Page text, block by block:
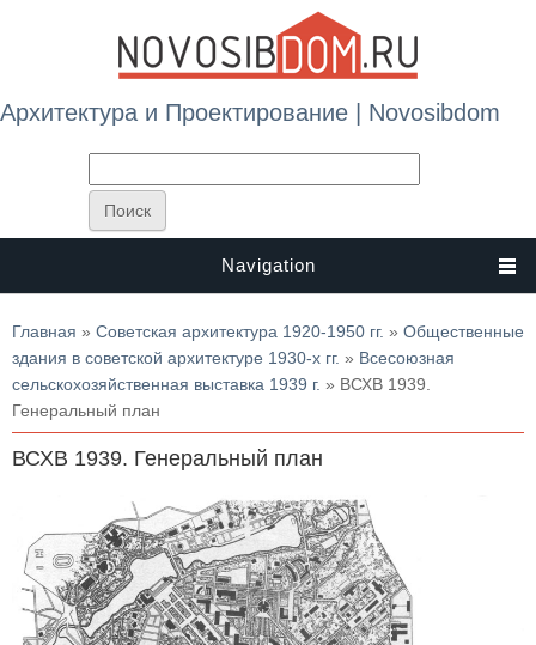
Архитектура и Проектирование | Novosibdom
Navigation
Вы здесь
Главная » Советская архитектура 1920-1950 гг. » Общественные
здания в советской архитектуре 1930-х гг. » Всесоюзная
сельскохозяйственная выставка 1939 г. » ВСХВ 1939.
Генеральный план
ВСХВ 1939. Генеральный план